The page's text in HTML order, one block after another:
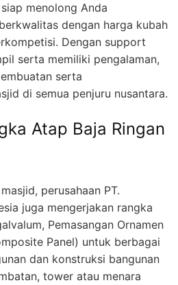
menolong Anda
dengan harga kubah
Dengan support
serta memiliki pengalaman,
serta
di semua penjuru nusantara.
Atap Baja Ringan
perusahaan PT.
juga mengerjakan rangka
Pemasangan Ornamen
Panel) untuk berbagai
dan konstruksi bangunan
tower atau menara